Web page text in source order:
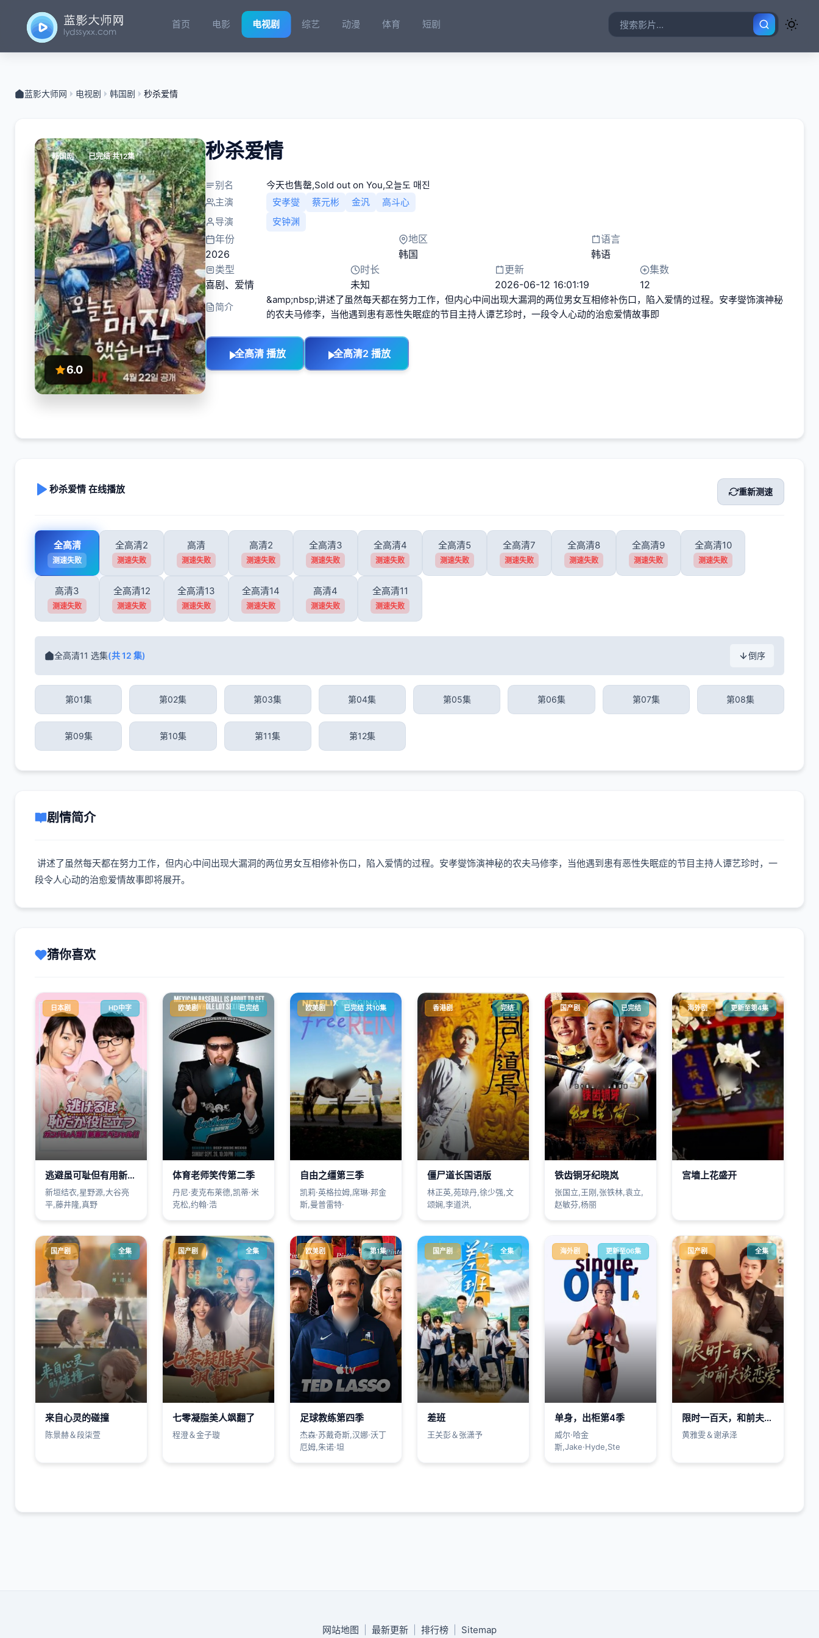
首页 电影 电视剧 综艺 动漫 体育 短剧
蓝影大师网 电视剧 韩国剧 秒杀爱情
韩国剧 已完结 共12集
6.0
秒杀爱情
别名
今天也售罄,Sold out on You,오늘도 매진
主演
安孝燮 蔡元彬 金汎
高斗心
导演
安钟渊
年份
2026
地区
韩国
语言
韩语
类型
喜剧 、 爱情
时长
未知
更新
2026-06-12 16:01:19
集数
12
简介
&amp;nbsp;讲述了虽然每天都在努力工作，但内心中间出现大漏洞的两位男女互相修补伤口，陷入爱情的过程。安孝燮饰演神秘
的农夫马修李，当他遇到患有恶性失眠症的节目主持人谭艺珍时，一段令人心动的治愈爱情故事即
全高清 播放 全高清2 播放
秒杀爱情 在线播放 重新测速
全高清
测速失败
全高清2
测速失败
高清
测速失败
高清2
测速失败
全高清3
测速失败
全高清4
测速失败
全高清5
测速失败
全高清7
测速失败
全高清8
测速失败
全高清9
测速失败
全高清10
测速失败
高清3
测速失败
全高清12
测速失败
全高清13
测速失败
全高清14
测速失败
高清4
测速失败
全高清11
测速失败
全高清11 选集(共 12 集) 倒序
第01集 第02集 第03集 第04集 第05集 第06集 第07集 第08集
第09集 第10集 第11集 第12集
剧情简介
讲述了虽然每天都在努力工作，但内心中间出现大漏洞的两位男女互相修补伤口，陷入爱情的过程。安孝燮饰演神秘的农夫马修李，当他遇到患有恶性失眠症的节目主持人谭艺珍时，一
段令人心动的治愈爱情故事即将展开。
猜你喜欢
日本剧 HD中字
逃避虽可耻但有用新春特别篇
新垣结衣,星野源,大谷亮
平,藤井隆,真野
欧美剧 已完结
体育老师笑传第二季
丹尼·麦克布莱德,凯蒂·米
克松,约翰·浩
欧美剧 已完结 共10集
自由之缰第三季
凯莉·英格拉姆,席琳·邦金
斯,曼普雷特·
香港剧 完结
僵尸道长国语版
林正英,苑琼丹,徐少强,文
颂娴,李道洪,
国产剧 已完结
铁齿铜牙纪晓岚
张国立,王刚,张铁林,袁立,
赵敏芬,杨丽
海外剧 更新至第4集
宫墙上花盛开
国产剧 全集
来自心灵的碰撞
陈景赫＆段柒萱
国产剧 全集
七零凝脂美人飒翻了
程澄＆金子璇
欧美剧 第1集
足球教练第四季
杰森·苏戴奇斯,汉娜·沃丁
厄姆,朱诺·坦
国产剧 全集
差班
王关彭＆张潇予
海外剧 更新至06集
单身，出柜第4季
威尔·哈金
斯,Jake·Hyde,Ste
国产剧 全集
限时一百天，和前夫谈恋爱
黄雅雯＆谢承泽
网站地图 最新更新 排行榜 Sitemap